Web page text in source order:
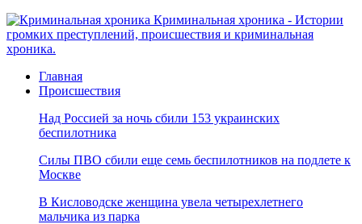
Криминальная хроника - Истории
громких преступлений, происшествия и криминальная
хроника.
Главная
Происшествия
Над Россией за ночь сбили 153 украинских
беспилотника
Силы ПВО сбили еще семь беспилотников на подлете к
Москве
В Кисловодске женщина увела четырехлетнего
мальчика из парка